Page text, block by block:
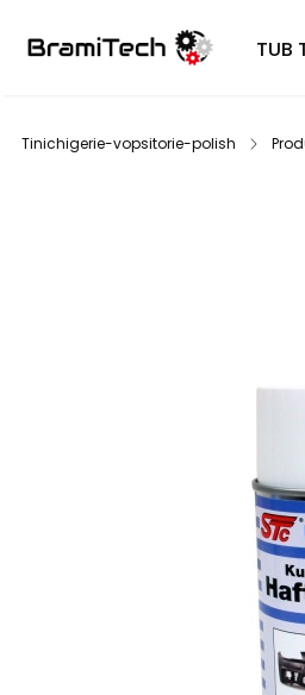
TUB
Tinichigerie-vopsitorie-polish